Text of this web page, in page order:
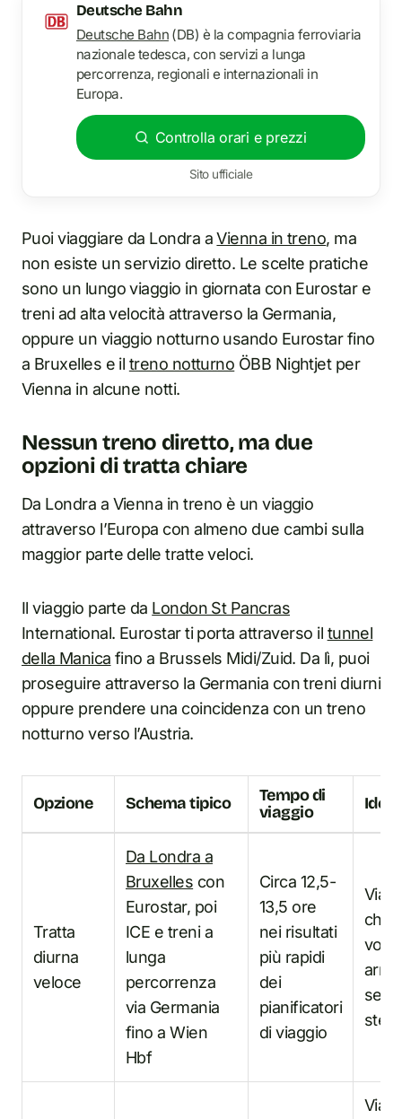
Deutsche Bahn
Deutsche Bahn(DB) è la compagnia ferroviaria
nazionale tedesca, con servizi a lunga
percorrenza, regionali e internazionali in
Europa.
Controlla orari e prezzi
Sito ufficiale
Puoi viaggiare da Londra aVienna in treno, ma
non esiste un servizio diretto. Le scelte pratiche
sono un lungo viaggio in giornata con Eurostar e
treni ad alta velocità attraverso la Germania,
oppure un viaggio notturno usando Eurostar fino
a Bruxelles e il treno notturno ÖBB Nightjet per
Vienna in alcune notti.
Nessun treno diretto, ma due
opzioni di tratta chiare
Da Londra a Vienna in treno è un viaggio
attraverso l’Europa con almeno due cambi sulla
maggior parte delle tratte veloci.
Il viaggio parte da London St Pancras
International. Eurostar ti porta attraverso il tunnel
della Manica fino a Brussels Midi/Zuid. Da lì, puoi
proseguire attraverso la Germania con treni diurni
oppure prendere una coincidenza con un treno
notturno verso l’Austria.
Opzione Schema tipico
Tempo di
viaggio
Tratta
diurna
veloce
Da Londra a
Bruxelles con
Eurostar, poi
ICE e treni a
lunga
percorrenza
via Germania
fino a Wien
Hbf
Circa 12,5-
13,5 ore
nei risultati
più rapidi
dei
pianificatori
di viaggio
che
sera